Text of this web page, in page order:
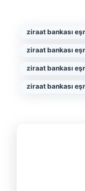
ziraat bankası
ziraat bankası
ziraat bankası
ziraat bankası